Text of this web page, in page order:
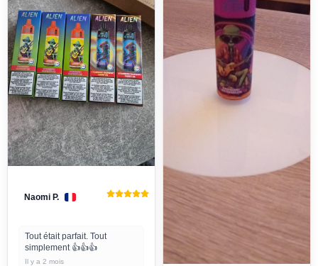
Naomi P.
Tout était parfait. Tout
simplement 👍👍👍
Il y a 2 mois